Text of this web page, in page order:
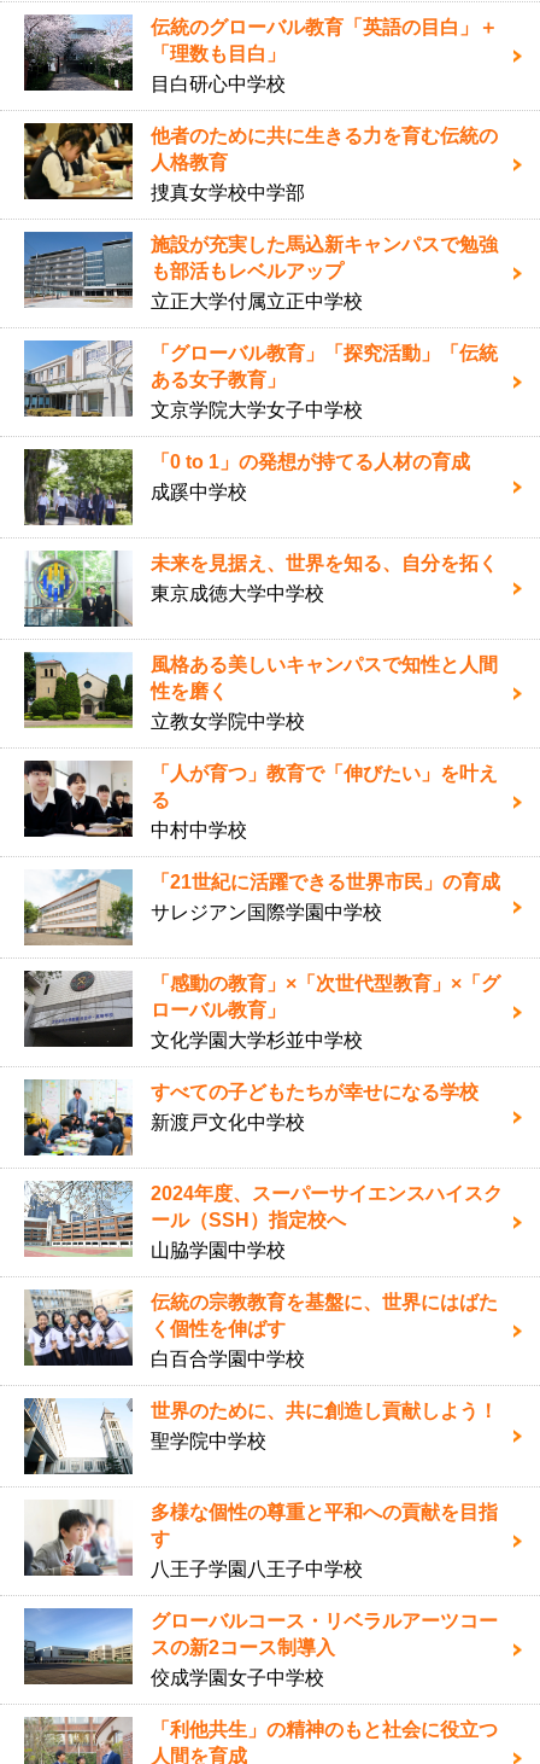
伝統のグローバル教育「英語の目白」＋
「理数も目白」
目白研心中学校
他者のために共に生きる力を育む伝統の
人格教育
捜真女学校中学部
施設が充実した馬込新キャンパスで勉強
も部活もレベルアップ
立正大学付属立正中学校
「グローバル教育」「探究活動」「伝統
ある女子教育」
文京学院大学女子中学校
「0 to 1」の発想が持てる人材の育成
成蹊中学校
未来を見据え、世界を知る、自分を拓く
東京成徳大学中学校
風格ある美しいキャンパスで知性と人間
性を磨く
立教女学院中学校
「人が育つ」教育で「伸びたい」を叶え
る
中村中学校
「21世紀に活躍できる世界市民」の育成
サレジアン国際学園中学校
「感動の教育」×「次世代型教育」×「グ
ローバル教育」
文化学園大学杉並中学校
すべての子どもたちが幸せになる学校
新渡戸文化中学校
2024年度、スーパーサイエンスハイスク
ール（SSH）指定校へ
山脇学園中学校
伝統の宗教教育を基盤に、世界にはばた
く個性を伸ばす
白百合学園中学校
世界のために、共に創造し貢献しよう！
聖学院中学校
多様な個性の尊重と平和への貢献を目指
す
八王子学園八王子中学校
グローバルコース・リベラルアーツコー
スの新2コース制導入
佼成学園女子中学校
「利他共生」の精神のもと社会に役立つ
人間を育成